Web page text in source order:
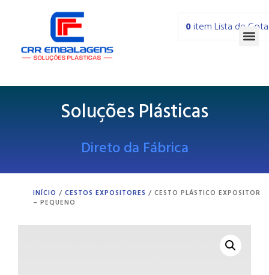
0item Lista de
Soluções Plásticas
Direto da Fábrica
INÍCIO / CESTOS EXPOSITORES / CESTO PLÁSTICO EXPOSITOR
– PEQUENO